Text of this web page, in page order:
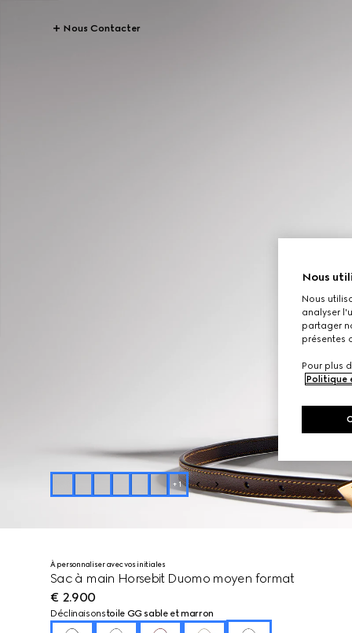
Nous Contacter
+ 1
À personnaliser avec vos initiales
Sac à main Horsebit Duomo moyen format
€ 2.900
Déclinaisonstoile GG sable et marron
Nous
Nous
analyser
partager
présentes
Pour plus
Politique